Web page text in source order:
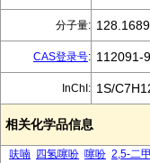
分子量:
CAS登录号: 112091-
InChI: 1S/
相关化学品信息
呋喃 四氢噻吩 噻吩 2,5-二